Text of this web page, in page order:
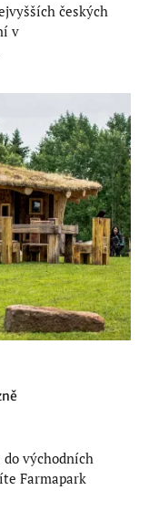
českých
v
východních
Farmapark